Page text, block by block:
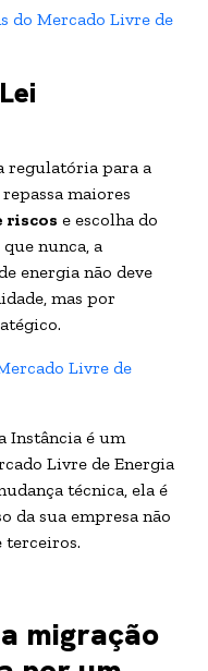
do Mercado Livre de
regulatória para a
maiores
riscos e escolha do
nunca, a
energia não deve
mas por
Livre de
Instância é um
Livre de Energia
técnica, ela é
da sua empresa não
terceiros.
migração